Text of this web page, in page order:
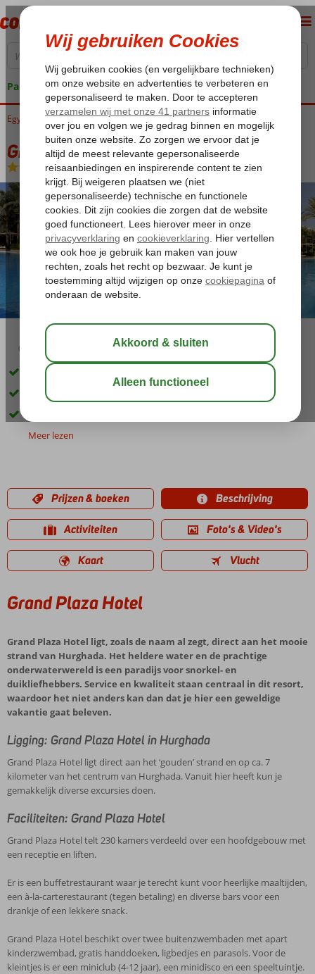
Pakketgarantie
Home
Egypte Rode Zee Hurghada Hurghada-Stad Grand Plaza Hotel
Grand Plaza Hotel
All Inclusive-Hotel
04:50 aug 34°C
Direct aan het strand
Zwembad met glijbanen
Meer lezen
Prijzen & boeken Beschrijving
Activiteiten Foto's & Video's
Kaart Vlucht
Grand Plaza Hotel
Grand Plaza Hotel ligt, zoals de naam al zegt, direct aan het mooie
strand van Hurghada. Het heldere water en de prachtige
onderwaterwereld is een paradijs voor snorkel- en
duikliefhebbers. Service en kwaliteit staan centraal in dit resort,
waardoor het niet anders kan dan dat je hier een geweldige
vakantie gaat beleven.
Ligging: Grand Plaza Hotel in Hurghada
Grand Plaza Hotel ligt direct aan het ‘gouden’ strand en op ca. 7
kilometer van het centrum van Hurghada. Vanuit hier heeft kun je
gemakkelijk diverse excursies doen.
Faciliteiten: Grand Plaza Hotel
Grand Plaza Hotel telt 230 kamers verdeeld over een hoofdgebouw met
een receptie en liften.
Er is een buffetrestaurant waar je terecht kunt voor heerlijke maaltijden,
een à-la-carterestaurant (tegen betaling) en diverse bars voor een
drankje of een lekkere snack.
Grand Plaza Hotel beschikt over twee buitenzwembaden met apart
kinderzwembad, gratis handdoeken, ligbedjes en parasols. Voor de
kleintjes is er een miniclub (4-12 jaar), een minidisco en een speeltuintje.